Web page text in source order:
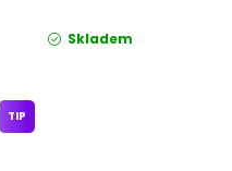
Skladem
TIP